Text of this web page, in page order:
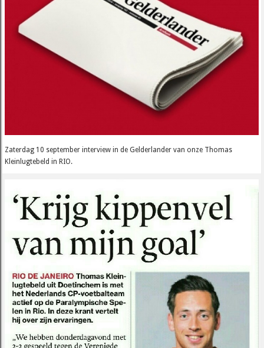
Zaterdag 10 september interview in de Gelderlander van onze Thomas
Kleinlugtebeld in RIO.